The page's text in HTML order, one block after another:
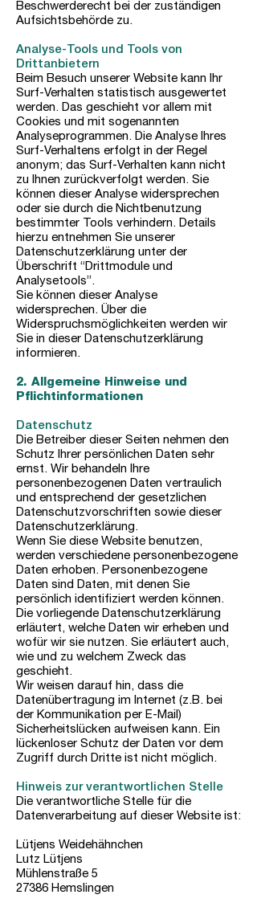
Beschwerderecht bei der zuständigen
Aufsichtsbehörde zu.
Analyse-Tools und Tools von
Drittanbietern
Beim Besuch unserer Website kann Ihr
Surf-Verhalten statistisch ausgewertet
werden. Das geschieht vor allem mit
Cookies und mit sogenannten
Analyseprogrammen. Die Analyse Ihres
Surf-Verhaltens erfolgt in der Regel
anonym; das Surf-Verhalten kann nicht
zu Ihnen zurückverfolgt werden. Sie
können dieser Analyse widersprechen
oder sie durch die Nichtbenutzung
bestimmter Tools verhindern. Details
hierzu entnehmen Sie unserer
Datenschutzerklärung unter der
Überschrift “Drittmodule und
Analysetools”.
Sie können dieser Analyse
widersprechen. Über die
Widerspruchsmöglichkeiten werden wir
Sie in dieser Datenschutzerklärung
informieren.
2. Allgemeine Hinweise und
Pflichtinformationen
Datenschutz
Die Betreiber dieser Seiten nehmen den
Schutz Ihrer persönlichen Daten sehr
ernst. Wir behandeln Ihre
personenbezogenen Daten vertraulich
und entsprechend der gesetzlichen
Datenschutzvorschriften sowie dieser
Datenschutzerklärung.
Wenn Sie diese Website benutzen,
werden verschiedene personenbezogene
Daten erhoben. Personenbezogene
Daten sind Daten, mit denen Sie
persönlich identifiziert werden können.
Die vorliegende Datenschutzerklärung
erläutert, welche Daten wir erheben und
wofür wir sie nutzen. Sie erläutert auch,
wie und zu welchem Zweck das
geschieht.
Wir weisen darauf hin, dass die
Datenübertragung im Internet (z.B. bei
der Kommunikation per E-Mail)
Sicherheitslücken aufweisen kann. Ein
lückenloser Schutz der Daten vor dem
Zugriff durch Dritte ist nicht möglich.
Hinweis zur verantwortlichen Stelle
Die verantwortliche Stelle für die
Datenverarbeitung auf dieser Website ist:
Lütjens Weidehähnchen
Lutz Lütjens
Mühlenstraße 5
27386 Hemslingen